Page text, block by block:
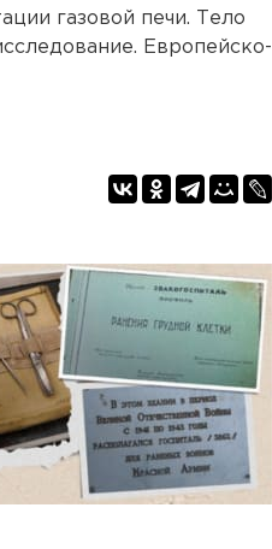
газовой печи. Тело
Европейско-